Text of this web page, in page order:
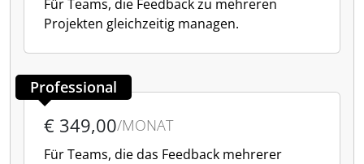
Für Teams, die Feedback zu mehreren
Projekten gleichzeitig managen.
Professional
€ 349,00/MONAT
Für Teams, die das Feedback mehrerer